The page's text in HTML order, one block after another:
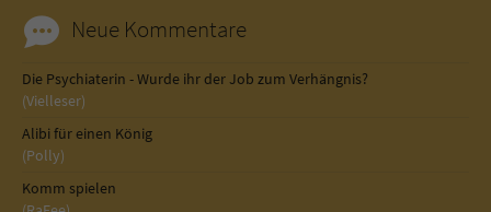
Neue Kommentare
Die Psychiaterin - Wurde ihr der Job zum Verhängnis?
(Vielleser)
Alibi für einen König
(Polly)
Komm spielen